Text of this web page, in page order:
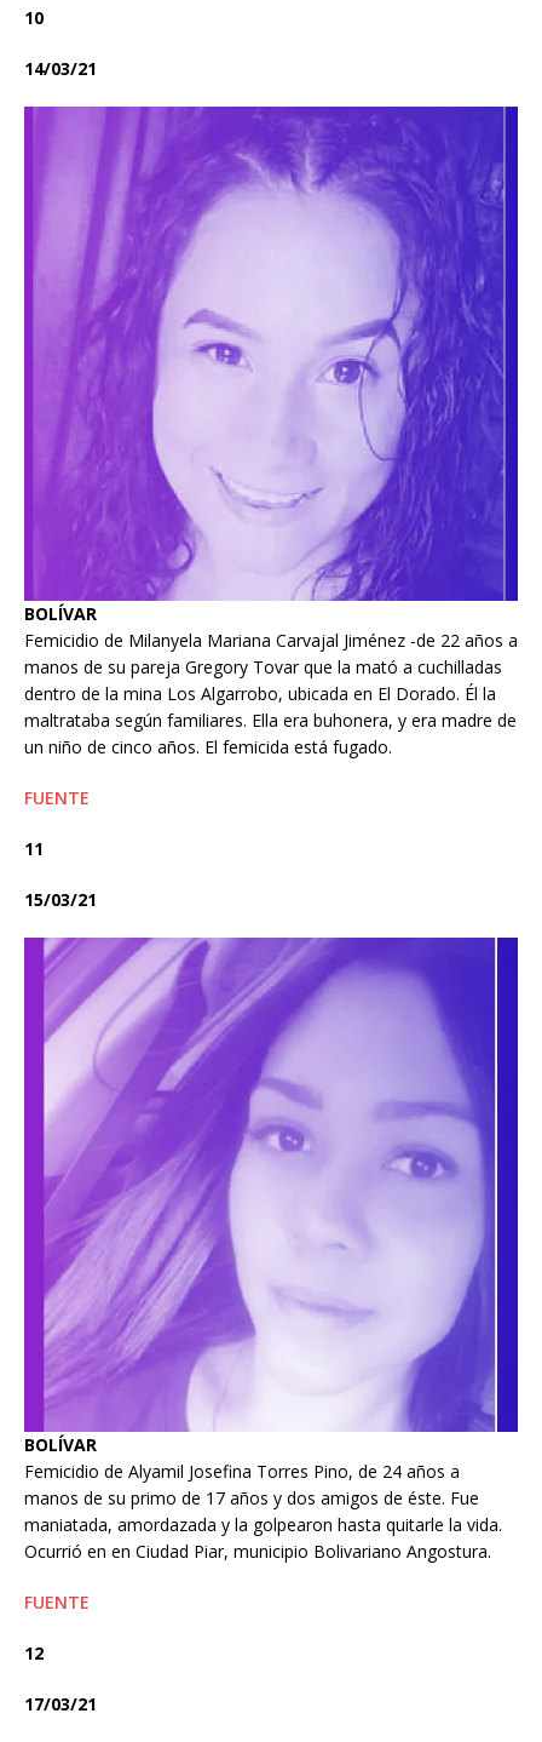
10
14/03/21
BOLÍVAR
Femicidio de Milanyela Mariana Carvajal Jiménez -de 22 años a
manos de su pareja Gregory Tovar que la mató a cuchilladas
dentro de la mina Los Algarrobo, ubicada en El Dorado. Él la
maltrataba según familiares. Ella era buhonera, y era madre de
un niño de cinco años. El femicida está fugado.
FUENTE
11
15/03/21
BOLÍVAR
Femicidio de Alyamil Josefina Torres Pino, de 24 años a
manos de su primo de 17 años y dos amigos de éste. Fue
maniatada, amordazada y la golpearon hasta quitarle la vida.
Ocurrió en en Ciudad Piar, municipio Bolivariano Angostura.
FUENTE
12
17/03/21